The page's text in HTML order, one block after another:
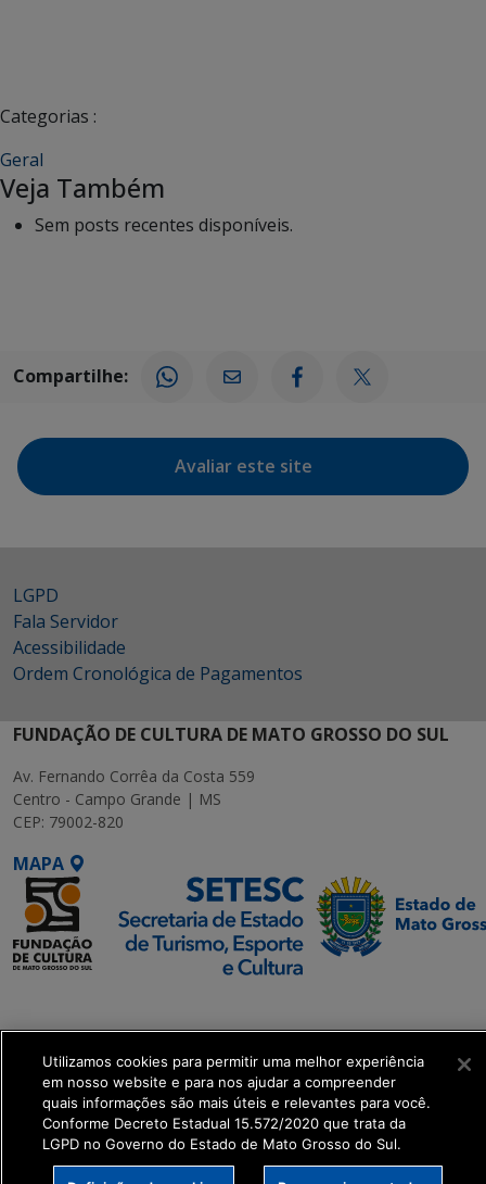
Categorias :
Geral
Veja Também
Sem posts recentes disponíveis.
Compartilhe:
Avaliar este site
LGPD
Fala Servidor
Acessibilidade
Ordem Cronológica de Pagamentos
FUNDAÇÃO DE CULTURA DE MATO GROSSO DO SUL
Av. Fernando Corrêa da Costa 559
Centro - Campo Grande | MS
CEP: 79002-820
MAPA
Executiva de
Transformação Digital
get_footer();
Utilizamos cookies para permitir uma melhor experiência
em nosso website e para nos ajudar a compreender
quais informações são mais úteis e relevantes para você.
Conforme Decreto Estadual 15.572/2020 que trata da
LGPD no Governo do Estado de Mato Grosso do Sul.